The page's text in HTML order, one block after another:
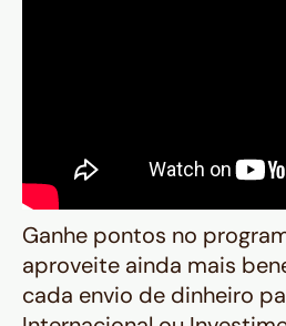
Ganhe pontos no
aproveite ainda mais
cada envio de dinheiro